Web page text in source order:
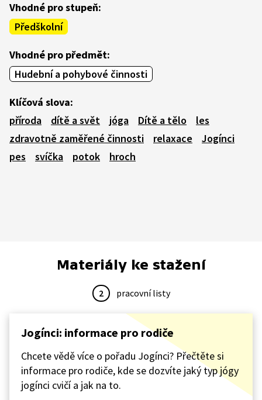
Vhodné pro stupeň:
Předškolní
Vhodné pro předmět:
Hudební a pohybové činnosti
Klíčová slova:
příroda
dítě a svět jóga Dítě a tělo
les
zdravotně zaměřené činnosti
relaxace
Jogínci
pes
svíčka potok hroch
Materiály ke stažení
2 pracovní listy
Jogínci: informace pro rodiče
Chcete vědě více o pořadu Jogínci? Přečtěte si
informace pro rodiče, kde se dozvíte jaký typ jógy
jogínci cvičí a jak na to.